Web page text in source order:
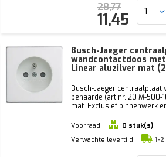
28,77
11,45
Busch-Jaeger
wandcontactdoos
Linear aluzilver mat
Busch-Jaeger
penaarde (art.nr. 20 M-500-
mat. Exclusief binnenwerk
Voorraad:
0 stuk(s)
Verwachte levertijd:
1-